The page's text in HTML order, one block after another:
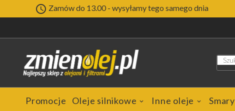
 Zamów do 13.00 - wysyłamy tego samego dnia
Promocje Oleje silnikowe Inne oleje Smary